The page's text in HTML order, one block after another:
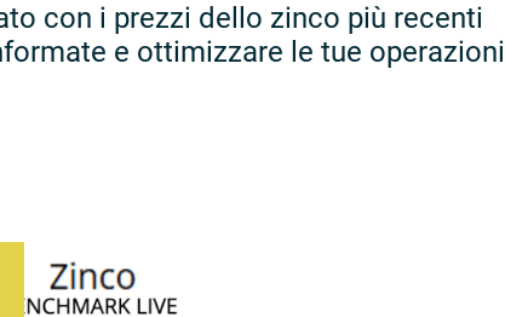
con i prezzi dello zinco più recenti
e ottimizzare le tue operazioni